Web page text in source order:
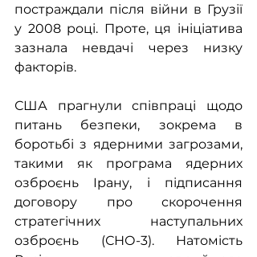
постраждали після війни в Грузії
у 2008 році. Проте, ця ініціатива
зазнала невдачі через низку
факторів.
США прагнули співпраці щодо
питань безпеки, зокрема в
боротьбі з ядерними загрозами,
такими як програма ядерних
озброєнь Ірану, і підписання
договору про скорочення
стратегічних наступальних
озброєнь (СНО-3). Натомість